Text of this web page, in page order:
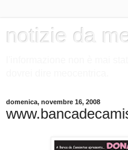
notizie da
domenica, novembre 16, 2008